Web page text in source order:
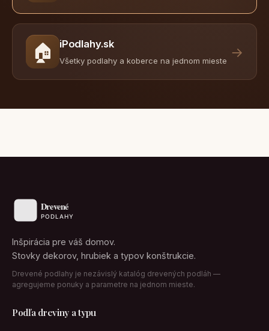
🏠 iPodlahy.sk
Všetky podlahy a koberce na jednom mieste
→
Inšpirácia pre váš domov.
Stovky dekorov, hrubiek a typov konštrukcie.
Drevené podlahy je nezávislý katalóg drevených podláh —
agregujeme ponuky a parametre na jednom mieste.
Podľa dreviny a typu